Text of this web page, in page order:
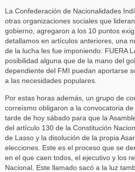
La Confederación de Nacionalidades
otras organizaciones sociales que
gobierno, agregaron a los 10 puntos
detallamos en artículos anteriores, una
de la lucha les fue imponiendo: FUERA
posibilidad alguna que de la mano del
dependiente del FMI puedan aportarse
a las necesidades populares.
Por estas horas además, un grupo de
correísmo obligaron a la convocatoria
tarde de hoy sábado para que la
del artículo 130 de la Constitución
de Lasso y la disolución de la propia
elecciones. Este es el proceso que se
en el que caen todos, el ejecutivo y los
Nacional. Este llamado sacó a la luz